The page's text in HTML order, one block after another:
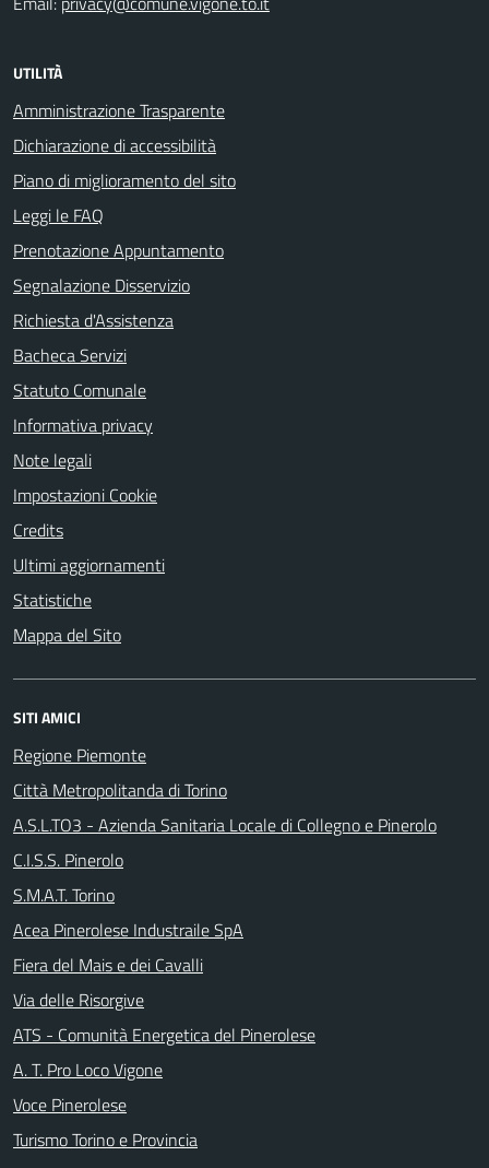
UTILITÀ
Amministrazione Trasparente
Dichiarazione di accessibilità
Piano di miglioramento del sito
Leggi le FAQ
Prenotazione Appuntamento
Segnalazione Disservizio
Richiesta d'Assistenza
Bacheca Servizi
Statuto Comunale
Informativa privacy
Note legali
Impostazioni Cookie
Credits
Ultimi aggiornamenti
Statistiche
Mappa del Sito
SITI AMICI
Regione Piemonte
Città Metropolitanda di Torino
A.S.L.TO3 - Azienda Sanitaria Locale di Collegno e Pinerolo
C.I.S.S. Pinerolo
S.M.A.T. Torino
Acea Pinerolese Industraile SpA
Fiera del Mais e dei Cavalli
Via delle Risorgive
ATS - Comunità Energetica del Pinerolese
A. T. Pro Loco Vigone
Voce Pinerolese
Turismo Torino e Provincia